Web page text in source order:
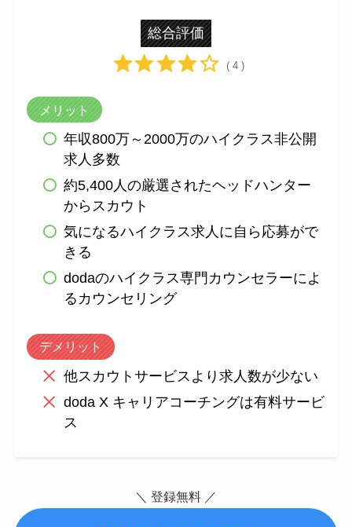
総合評価
( 4 )
メリット
年収800万～2000万のハイクラス非公開
求人多数
約5,400人の厳選されたヘッドハンター
からスカウト
気になるハイクラス求人に自ら応募がで
きる
dodaのハイクラス専門カウンセラーによ
るカウンセリング
デメリット
他スカウトサービスより求人数が少ない
doda X キャリアコーチングは有料サービ
ス
＼ 登録無料 ／